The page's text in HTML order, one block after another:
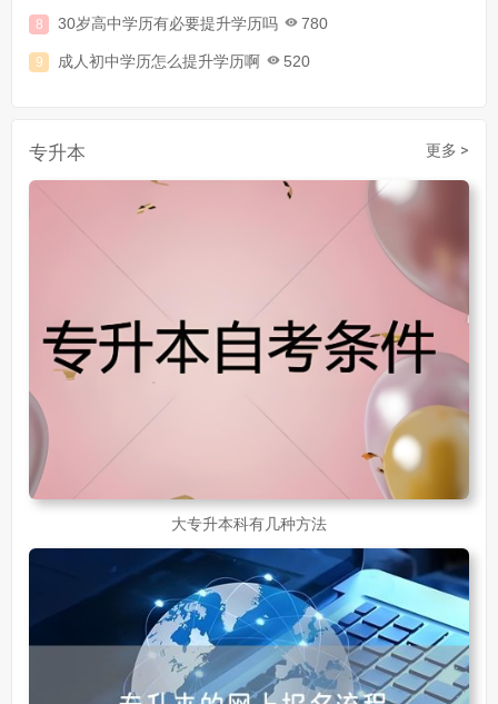
成人大专学历提升多少钱
成人初中学历怎么提升中专学历啊
专升本 更多 >
大专升本科有几种方法